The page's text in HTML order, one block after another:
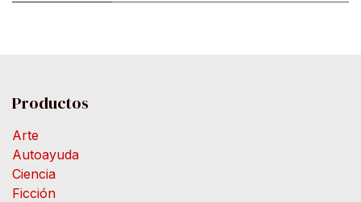
Productos
Arte
Autoayuda
Ciencia
Ficción